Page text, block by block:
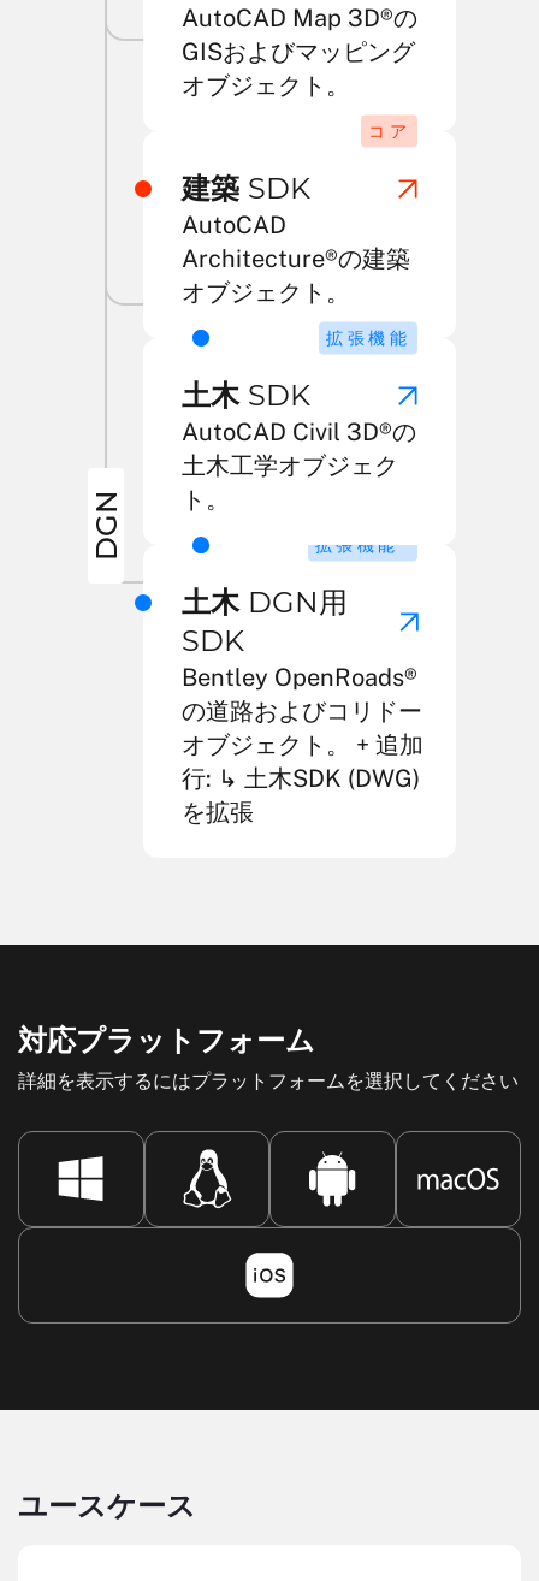
DGN 拡張機能
土木 DGN用
SDK
Bentley OpenRoads®
の道路およびコリドー
オブジェクト。 + 追加
行: ↳ 土木SDK (DWG)
を拡張
AutoCAD Map 3D®の
GISおよびマッピング
オブジェクト。
コア
建築 SDK
AutoCAD
Architecture®の建築
オブジェクト。
拡張機能
土木 SDK
AutoCAD Civil 3D®の
土木工学オブジェク
ト。
対応プラットフォーム
詳細を表示するにはプラットフォームを選択してください
ユースケース